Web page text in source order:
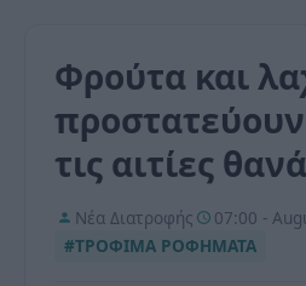
Φρούτα και
τις αιτίες
Νέα Διατροφής
07:00 -
#ΤΡΟΦΙΜΑ ΡΟΦΗΜΑΤΑ